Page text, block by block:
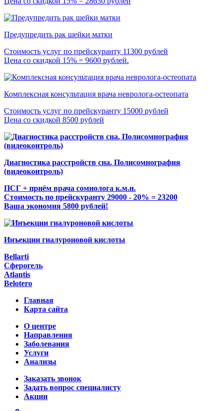
Предупредить рак шейки матки
Стоимость услуг по прейскуранту 11300 рублей
Цена со скидкой 15% = 9600 рублей.
Комплексная консультация врача невролога-остеопата
Стоимость услуг по прейскуранту 15000 рублей
Цена со скидкой 8500 рублей
Диагностика расстройств сна. Полисомнография
(видеоконтроль)
ПСГ + приём врача сомнолога к.м.н.
Стоимость по прейскуранту 29000 - 20% = 23200
Ваша экономия 5800 рублей!
Инъекции гиалуроновой кислоты
Bellarti
Сферогель
Atlantis
Belotero
Главная
Карта сайта
О центре
Направления
Заболевания
Услуги
Анализы
Заказать звонок
Задать вопрос специалисту
Акции